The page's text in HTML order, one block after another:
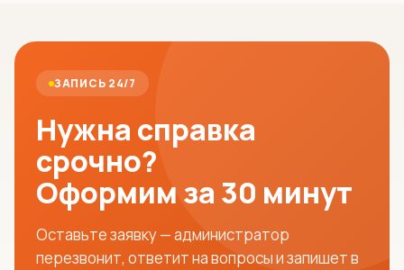
ЗАПИСЬ 24/7
Нужна справка
срочно?
Оформим за 30 минут
Оставьте заявку — администратор
перезвонит, ответит на вопросы и запишет в